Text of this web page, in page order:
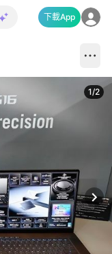
下載App
1/2